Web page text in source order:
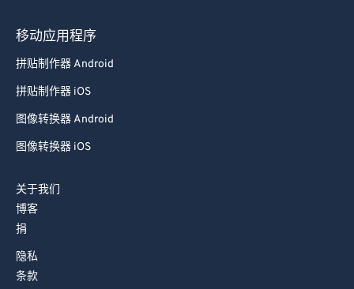
移动应用程序
拼贴制作器 Android
拼贴制作器 iOS
图像转换器 Android
图像转换器 iOS
关于我们
博客
捐
隐私
条款